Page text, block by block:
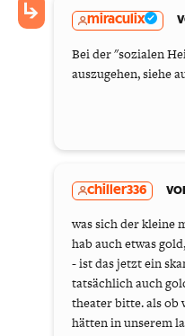
miraculix
Bei der "sozialen
auszugehen, siehe
chiller336
was sich der kleine
hab auch etwas
- ist das jetzt ein
tatsächlich auch
theater bitte. als ob
hätten in unserem